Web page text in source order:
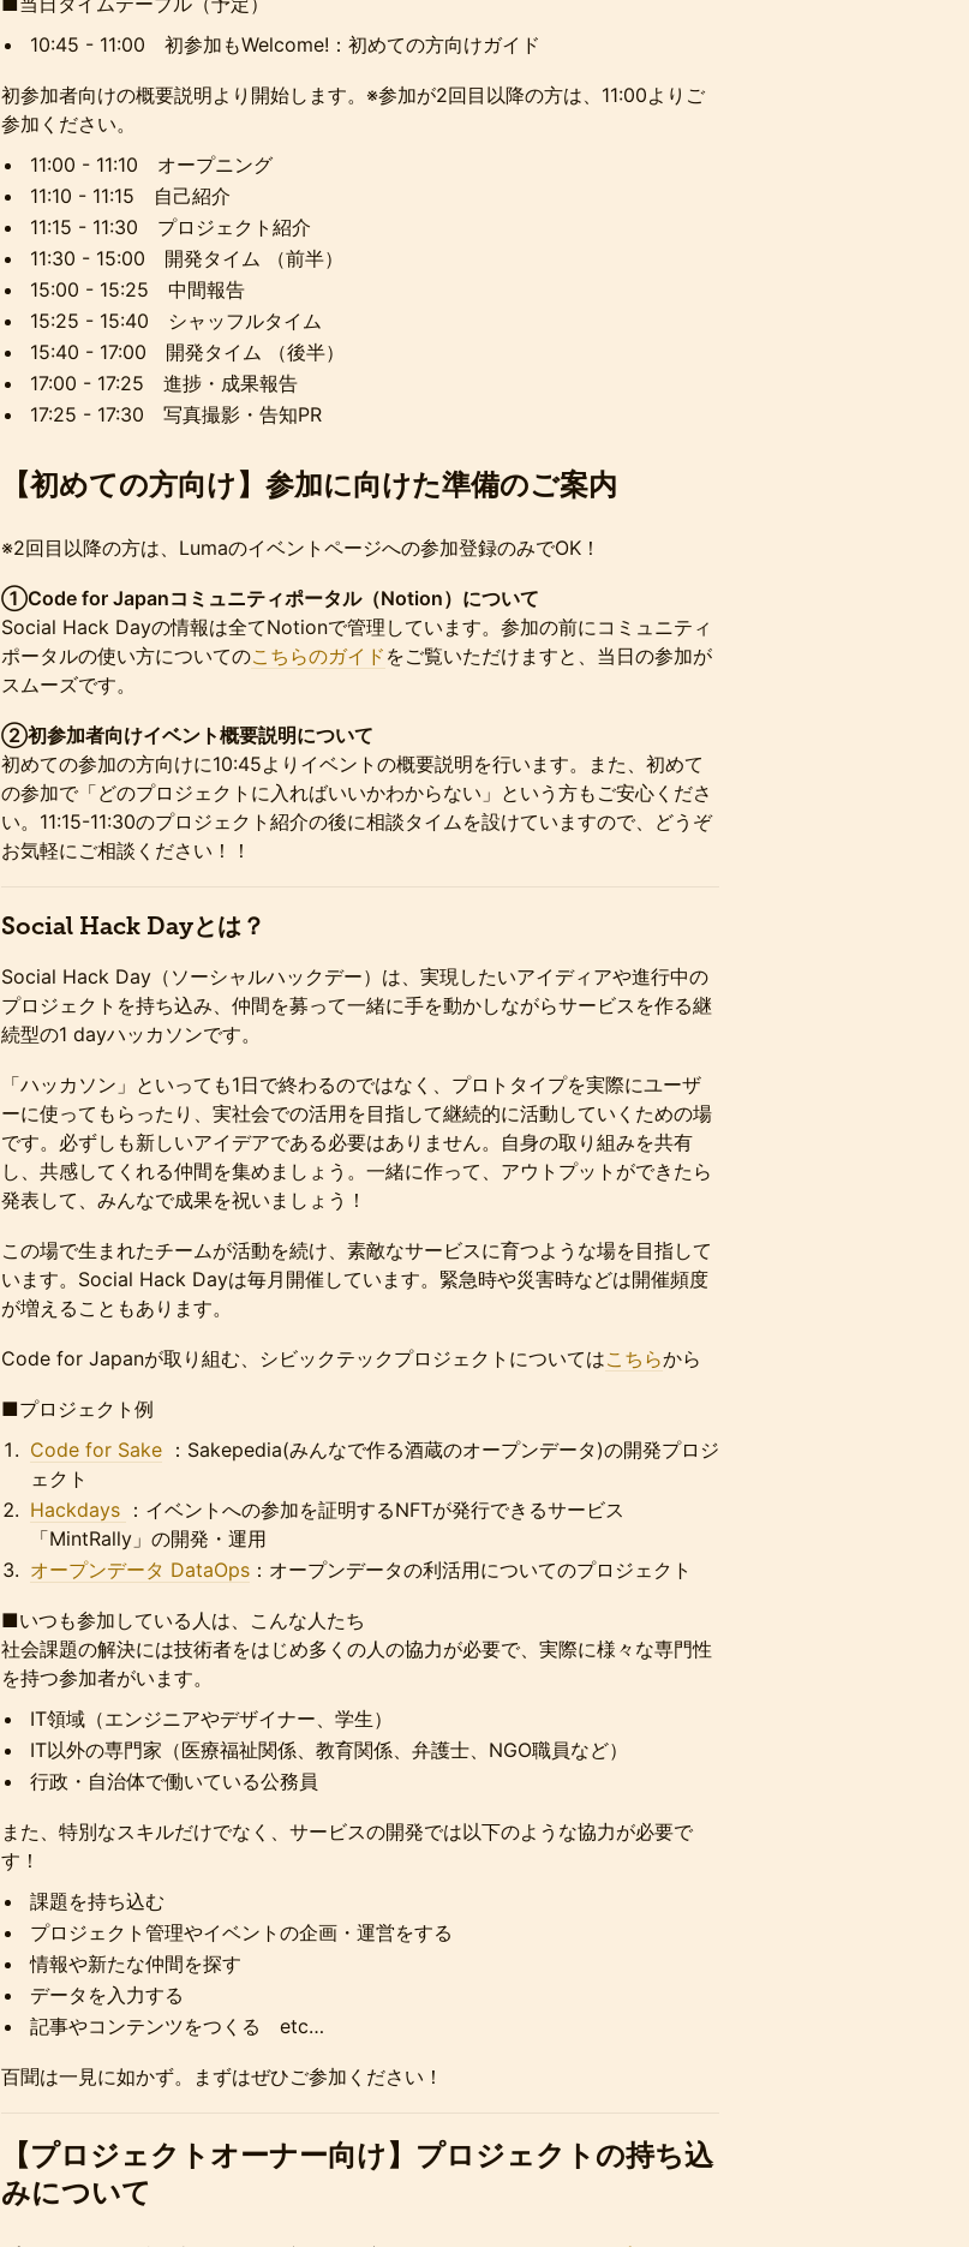
10:45 - 11:00 初参加もWelcome!：初めての方向けガイド
初参加者向けの概要説明より開始します。※参加が2回目以降の方は、11:00よりご
参加ください。
11:00 - 11:10 オープニング
11:10 - 11:15 自己紹介
11:15 - 11:30 プロジェクト紹介
11:30 - 15:00 開発タイム （前半）
15:00 - 15:25 中間報告
15:25 - 15:40 シャッフルタイム
15:40 - 17:00 開発タイム （後半）
17:00 - 17:25 進捗・成果報告
17:25 - 17:30 写真撮影・告知PR
【初めての方向け】参加に向けた準備のご案内
※2回目以降の方は、Lumaのイベントページへの参加登録のみでOK！
①Code for Japanコミュニティポータル（Notion）について
Social Hack Dayの情報は全てNotionで管理しています。参加の前にコミュニティ
ポータルの使い方についてのこちらのガイド をご覧いただけますと、当日の参加が
スムーズです。
②初参加者向けイベント概要説明について
初めての参加の方向けに10:45よりイベントの概要説明を行います。また、初めて
の参加で「どのプロジェクトに入ればいいかわからない」という方もご安心くださ
い。11:15-11:30のプロジェクト紹介の後に相談タイムを設けていますので、どうぞ
お気軽にご相談ください！！
Social Hack Dayとは？
Social Hack Day（ソーシャルハックデー）は、実現したいアイディアや進行中の
プロジェクトを持ち込み、仲間を募って一緒に手を動かしながらサービスを作る継
続型の1 dayハッカソンです。
「ハッカソン」といっても1日で終わるのではなく、プロトタイプを実際にユーザ
ーに使ってもらったり、実社会での活用を目指して継続的に活動していくための場
です。必ずしも新しいアイデアである必要はありません。自身の取り組みを共有
し、共感してくれる仲間を集めましょう。一緒に作って、アウトプットができたら
発表して、みんなで成果を祝いましょう！
この場で生まれたチームが活動を続け、素敵なサービスに育つような場を目指して
います。Social Hack Dayは毎月開催しています。緊急時や災害時などは開催頻度
が増えることもあります。
Code for Japanが取り組む、シビックテックプロジェクトについてはこちらから
■プロジェクト例
Code for Sake ：Sakepedia(みんなで作る酒蔵のオープンデータ)の開発プロジ
ェクト
Hackdays ：イベントへの参加を証明するNFTが発行できるサービス
「MintRally」の開発・運用
オープンデータ DataOps ：オープンデータの利活用についてのプロジェクト
■いつも参加している人は、こんな人たち
社会課題の解決には技術者をはじめ多くの人の協力が必要で、実際に様々な専門性
を持つ参加者がいます。
IT領域（エンジニアやデザイナー、学生）
IT以外の専門家（医療福祉関係、教育関係、弁護士、NGO職員など）
行政・自治体で働いている公務員
また、特別なスキルだけでなく、サービスの開発では以下のような協力が必要で
す！
課題を持ち込む
プロジェクト管理やイベントの企画・運営をする
情報や新たな仲間を探す
データを入力する
記事やコンテンツをつくる etc…
百聞は一見に如かず。まずはぜひご参加ください！
【プロジェクトオーナー向け】プロジェクトの持ち込
みについて